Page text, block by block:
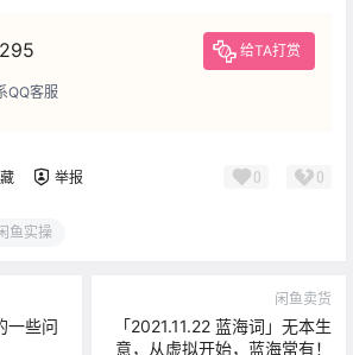
给TA打赏
QQ客服
举报 0 0
鱼实操
一些问
闲鱼卖货
「2021.11.22 蓝海词」无本生
意，从虚拟开始，蓝海常有！